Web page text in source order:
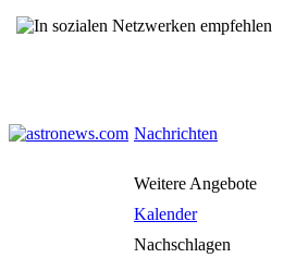
Nachrichten
Weitere Angebote
Kalender
Nachschlagen